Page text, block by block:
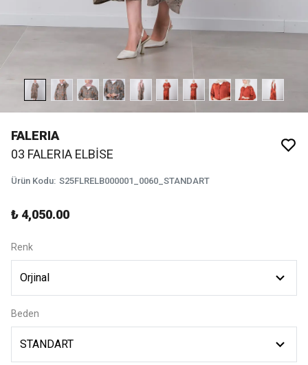
FALERIA
03 FALERIA ELBİSE
Ürün Kodu: S25FLRELB000001_0060_STANDART
₺ 4,050.00
Renk
Beden